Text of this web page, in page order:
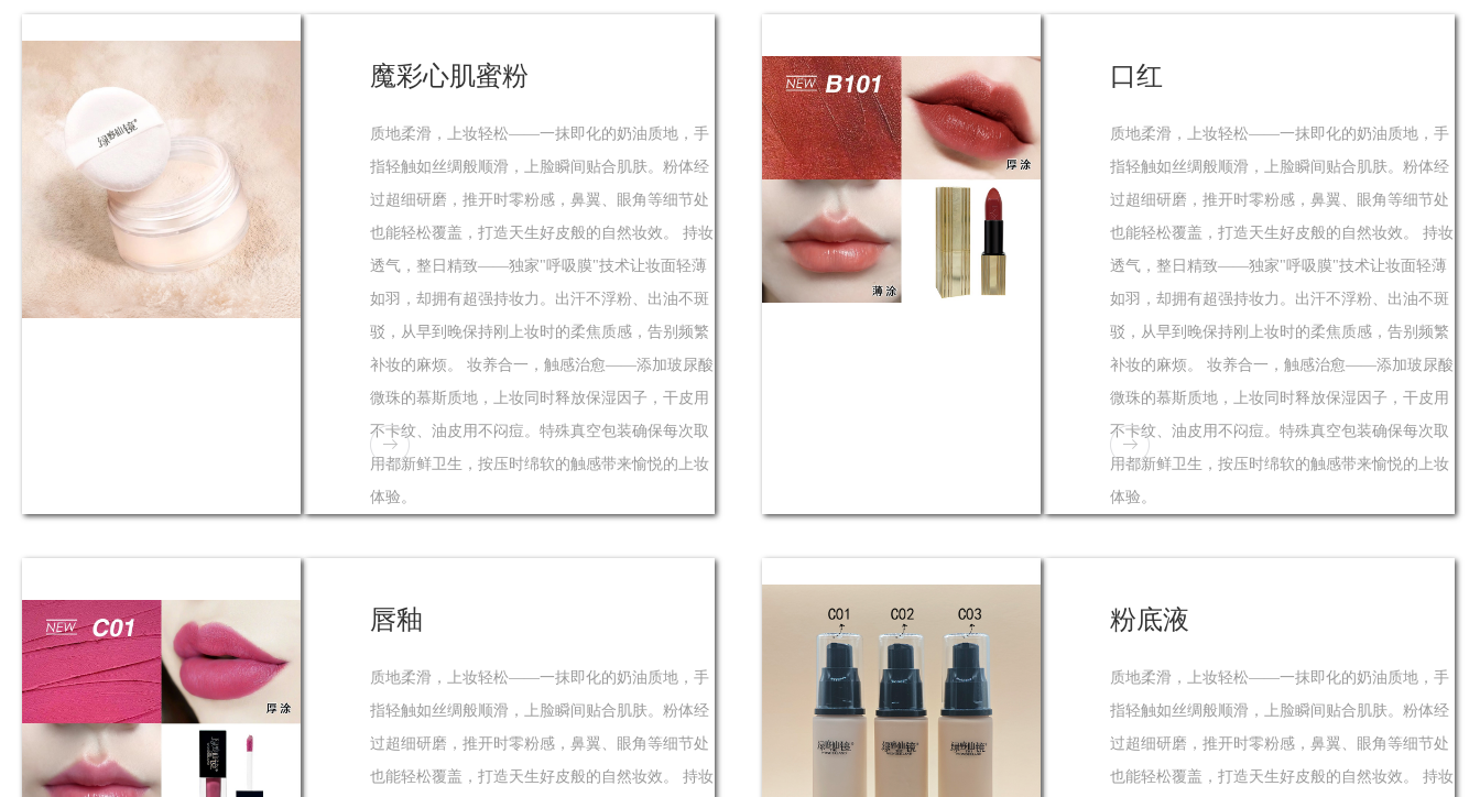
魔彩心肌蜜粉
质地柔滑，上妆轻松——一抹即化的奶油质地，手
指轻触如丝绸般顺滑，上脸瞬间贴合肌肤。粉体经
过超细研磨，推开时零粉感，鼻翼、眼角等细节处
也能轻松覆盖，打造天生好皮般的自然妆效。 持妆
透气，整日精致——独家"呼吸膜"技术让妆面轻薄
如羽，却拥有超强持妆力。出汗不浮粉、出油不斑
驳，从早到晚保持刚上妆时的柔焦质感，告别频繁
补妆的麻烦。 妆养合一，触感治愈——添加玻尿酸
微珠的慕斯质地，上妆同时释放保湿因子，干皮用
不卡纹、油皮用不闷痘。特殊真空包装确保每次取
用都新鲜卫生，按压时绵软的触感带来愉悦的上妆
体验。
口红
质地柔滑，上妆轻松——一抹即化的奶油质地，手
指轻触如丝绸般顺滑，上脸瞬间贴合肌肤。粉体经
过超细研磨，推开时零粉感，鼻翼、眼角等细节处
也能轻松覆盖，打造天生好皮般的自然妆效。 持妆
透气，整日精致——独家"呼吸膜"技术让妆面轻薄
如羽，却拥有超强持妆力。出汗不浮粉、出油不斑
驳，从早到晚保持刚上妆时的柔焦质感，告别频繁
补妆的麻烦。 妆养合一，触感治愈——添加玻尿酸
微珠的慕斯质地，上妆同时释放保湿因子，干皮用
不卡纹、油皮用不闷痘。特殊真空包装确保每次取
用都新鲜卫生，按压时绵软的触感带来愉悦的上妆
体验。
唇釉
质地柔滑，上妆轻松——一抹即化的奶油质地，手
指轻触如丝绸般顺滑，上脸瞬间贴合肌肤。粉体经
过超细研磨，推开时零粉感，鼻翼、眼角等细节处
也能轻松覆盖，打造天生好皮般的自然妆效。 持妆
粉底液
质地柔滑，上妆轻松——一抹即化的奶油质地，手
指轻触如丝绸般顺滑，上脸瞬间贴合肌肤。粉体经
过超细研磨，推开时零粉感，鼻翼、眼角等细节处
也能轻松覆盖，打造天生好皮般的自然妆效。 持妆